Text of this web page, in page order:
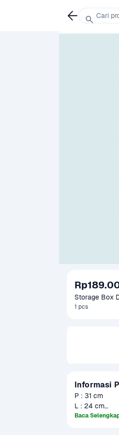
Storage Box
1 pcs
Informasi
P : 31 cm
L : 24 cm
T : 14.5 cm
Baca
Cari